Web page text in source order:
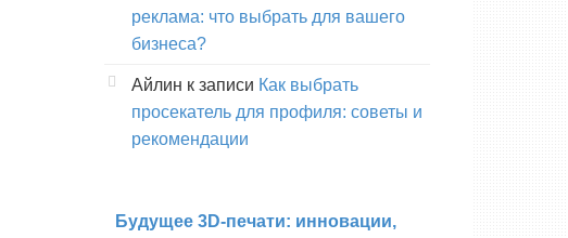
реклама: что выбрать для вашего
бизнеса?
Айлин к записи Как выбрать
просекатель для профиля: советы и
рекомендации
Будущее 3D-печати: инновации,